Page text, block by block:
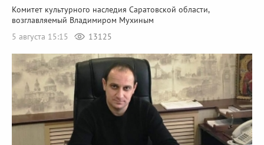
Комитет культурного наследия Саратовской области,
возглавляемый Владимиром Мухиным
5 августа 15:15
13125